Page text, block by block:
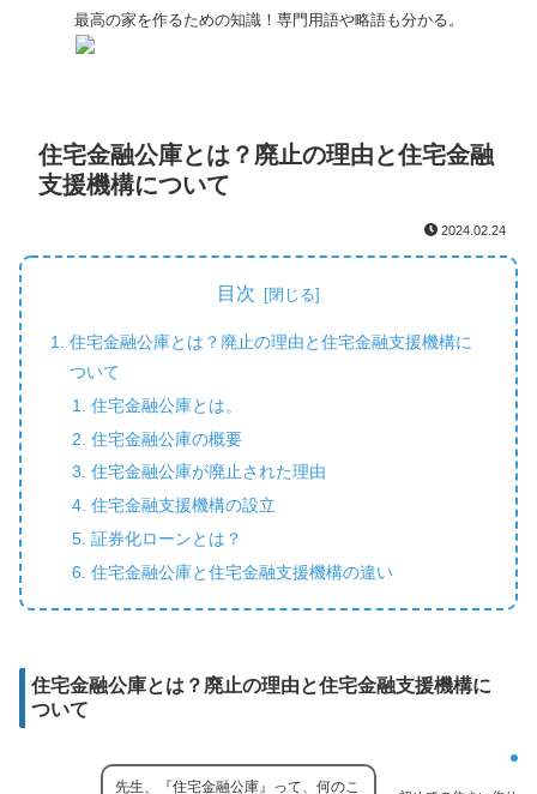
最高の家を作るための知識！専門用語や略語も分かる。
住宅金融公庫とは？廃止の理由と住宅金融
支援機構について
2024.02.24
目次
住宅金融公庫とは？廃止の理由と住宅金融支援機構に
ついて
住宅金融公庫とは。
住宅金融公庫の概要
住宅金融公庫が廃止された理由
住宅金融支援機構の設立
証券化ローンとは？
住宅金融公庫と住宅金融支援機構の違い
住宅金融公庫とは？廃止の理由と住宅金融支援機構に
ついて
先生、『住宅金融公庫』って、何のこ